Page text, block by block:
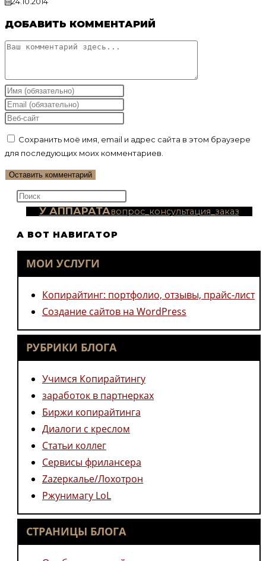
ДОБАВИТЬ КОММЕНТАРИЙ
Комментарий
Введите
свое
имя
имя
пользователя,
чтобы
Введите
свой
адрес,
чтобы
прокомментировать
Введите
вашего
веб-
сайта
Сохранить моё имя, email и адрес сайта в этом браузере
для последующих моих комментариев.
клавишу
закрыть
поиска.
У АППАРАТАвопрос_консультация_заказ
А ВОТ НАВИГАТОР
МОИ УСЛУГИ
Копирайтинг: портфолио, отзывы, прайс-лист
Создание сайтов на WordPress
РУБРИКИ БЛОГА
Учимся Копирайтингу
заработок в партнерках
Биржи копирайтинга
Диалоги с креслом
Статьи коллег
Сервисы фрилансера
Zazеркалье/Лохотрон
Ржунимагу LoL
СТРАНИЦЫ БЛОГА